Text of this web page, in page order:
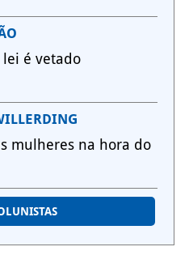
é vetado
mulheres na hora do